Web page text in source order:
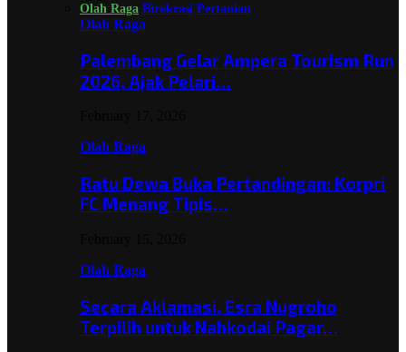
Olah Raga Birokrasi Pertanian
Olah Raga
Palembang Gelar Ampera Tourism Run
2026, Ajak Pelari…
Olah Raga
Ratu Dewa Buka Pertandingan: Korpri
FC Menang Tipis…
Olah Raga
Secara Aklamasi, Esra Nugroho
Terpilih untuk Nahkodai Pagar…